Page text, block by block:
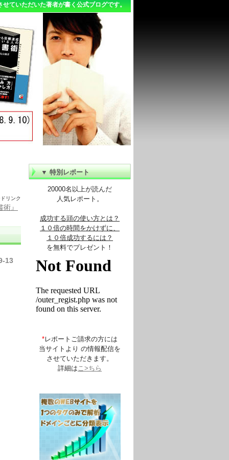
ていただいた著者が書く公式ブログです。
リンク
』
13
▼ 特別レポート
20000名以上が読んだ
人気レポート。
成功する頭の使い方とは？
１０倍の時間をかけずに、
１０倍成功するには？
を無料でプレゼント！
*レポートご請求の方には
当サイトより の情報配信を
させていただきます。
詳細はこ>ちら